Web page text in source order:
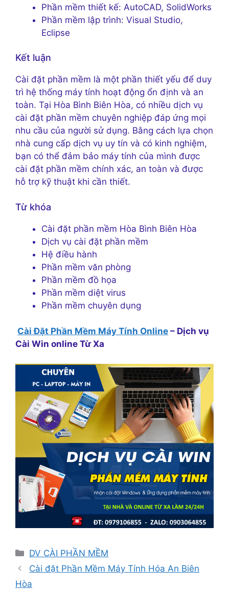
Phần mềm thiết kế: AutoCAD, SolidWorks
Phần mềm lập trình: Visual Studio,
Eclipse
Kết luận
Cài đặt phần mềm là một phần thiết yếu để duy
trì hệ thống máy tính hoạt động ổn định và an
toàn. Tại Hòa Bình Biên Hòa, có nhiều dịch vụ
cài đặt phần mềm chuyên nghiệp đáp ứng mọi
nhu cầu của người sử dụng. Bằng cách lựa chọn
nhà cung cấp dịch vụ uy tín và có kinh nghiệm,
bạn có thể đảm bảo máy tính của mình được
cài đặt phần mềm chính xác, an toàn và được
hỗ trợ kỹ thuật khi cần thiết.
Từ khóa
Cài đặt phần mềm Hòa Bình Biên Hòa
Dịch vụ cài đặt phần mềm
Hệ điều hành
Phần mềm văn phòng
Phần mềm đồ họa
Phần mềm diệt virus
Phần mềm chuyên dụng
Cài Đặt Phần Mềm Máy Tính Online – Dịch vụ
Cài Win online Từ Xa
Danh
mục
DV CÀI PHẦN MỀM
Cài đặt Phần Mềm Máy Tính Hóa An Biên
Hòa